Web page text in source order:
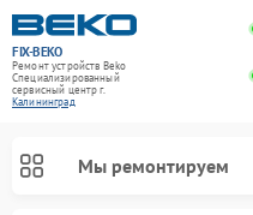
FIX-BEKO
Ремонт устройств Beko
Специализированный
cервисный центр г.
Калининград
Мы ремонтируем